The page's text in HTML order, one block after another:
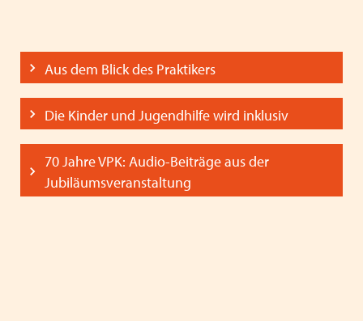
Aus dem Blick des Praktikers
Die Kinder und Jugendhilfe wird inklusiv
70 Jahre VPK: Audio-Beiträge aus der
Jubiläumsveranstaltung